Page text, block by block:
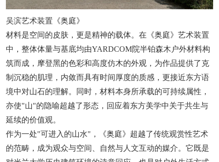
吴滨艺术装置《奥庭》
材料是空间的皮肤，更是精神的载体。在《奥庭》艺术装置
中，整体体量与基底均由YARDCOM院半铂森木户外材料构
筑而成，摩登黑的色彩和高度仿木的外观，为作品提供了克
制沉稳的肌理，内敛而具有时间厚度的质感，更接近东方语
境中对山石的理解。同时，材料本身所承载的可持续属性，
亦使"山"的隐喻超越了形态，回应着东方美学中关于共生与
延续的价值观。
作为一处"可进入的山水"，《奥庭》超越了传统观赏性艺术
的范畴，成为观众与空间、自然与人文互动的媒介。它既是